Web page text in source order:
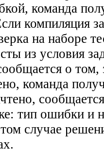
команда
компиляция
на наборе
из условия
о том,
команда
тип ошибки и
случае